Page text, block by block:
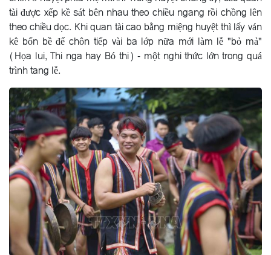
tài được xếp kề sát bên nhau theo chiều ngang rồi chồng lên
theo chiều dọc. Khi quan tài cao bằng miệng huyệt thì lấy ván
kê bốn bề để chôn tiếp vài ba lớp nữa mới làm lễ "bỏ mả"
(Họa lui, Thi nga hay Bó thi) - một nghi thức lớn trong quá
trình tang lễ.